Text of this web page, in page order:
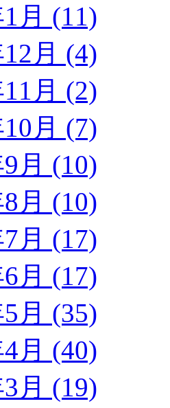
月 (11)
月 (4)
月 (2)
月 (7)
月 (10)
月 (10)
月 (17)
月 (17)
月 (35)
月 (40)
月 (19)